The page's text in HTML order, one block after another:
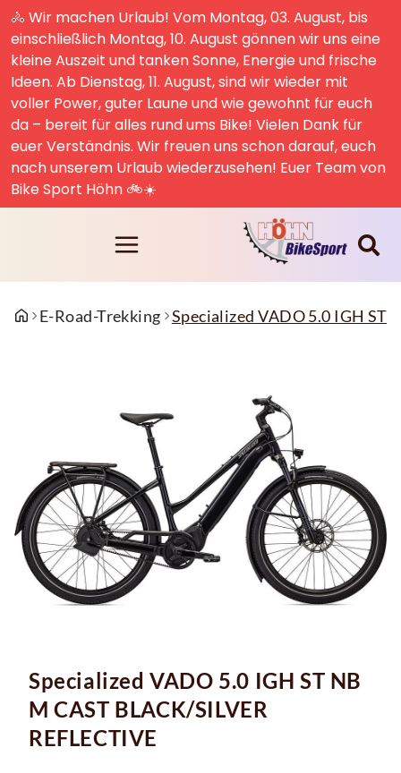
🚴 Wir machen Urlaub! Vom Montag, 03. August, bis
einschließlich Montag, 10. August gönnen wir uns eine
kleine Auszeit und tanken Sonne, Energie und frische
Ideen. Ab Dienstag, 11. August, sind wir wieder mit
voller Power, guter Laune und wie gewohnt für euch
da – bereit für alles rund ums Bike! Vielen Dank für
euer Verständnis. Wir freuen uns schon darauf, euch
nach unserem Urlaub wiederzusehen! Euer Team von
Bike Sport Höhn 🚲☀️
E-Road-Trekking Specialized VADO 5.0 IGH ST
Specialized VADO 5.0 IGH ST NB
M CAST BLACK/SILVER
REFLECTIVE